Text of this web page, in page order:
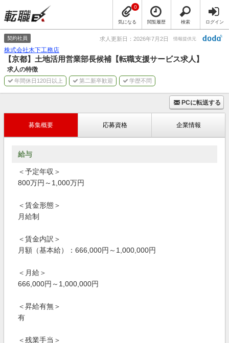
気になる
0
閲覧履歴 検索 ログイン
契約社員 求人更新日：2026年7月2日 情報提供元
株式会社木下工務店
【京都】土地活用営業部長候補【転職支援サービス求人】
求人の特徴
年間休日120日以上 第二新卒歓迎 学歴不問
PCに転送する
募集概要 応募資格 企業情報
給与
＜予定年収＞
800万円～1,000万円
＜賃金形態＞
月給制
＜賃金内訳＞
月額（基本給）：666,000円～1,000,000円
＜月給＞
666,000円～1,000,000円
＜昇給有無＞
有
＜残業手当＞